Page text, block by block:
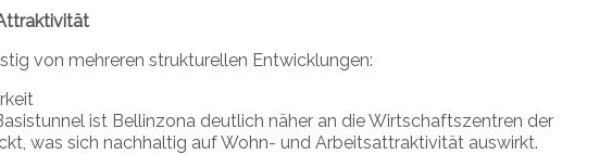
von mehreren strukturellen Entwicklungen:
ist Bellinzona deutlich näher an die Wirtschaftszentren der
was sich nachhaltig auf Wohn- und Arbeitsattraktivität auswirkt.